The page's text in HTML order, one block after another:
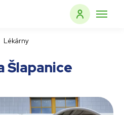
Lékárny
Šlapanice